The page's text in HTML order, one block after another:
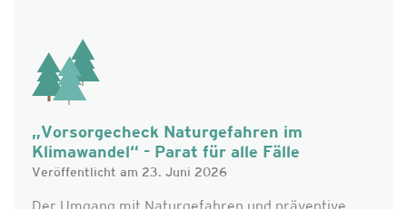
„Vorsorgecheck Naturgefahren im
Klimawandel“ - Parat für alle Fälle
Veröffentlicht am 23. Juni 2026